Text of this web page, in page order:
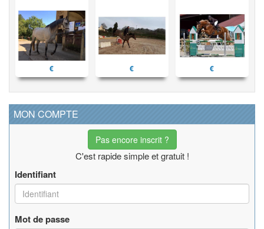
€ € €
MON COMPTE
Pas encore inscrit ?
C'est rapide simple et gratuit !
Identifiant
Mot de passe